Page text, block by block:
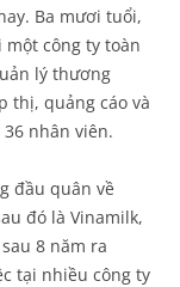
Ba mươi tuổi,
công ty toàn
lý thương
thị, quảng cáo và
nhân viên.
đầu quân về
đó là Vinamilk,
8 năm ra
tại nhiều công ty